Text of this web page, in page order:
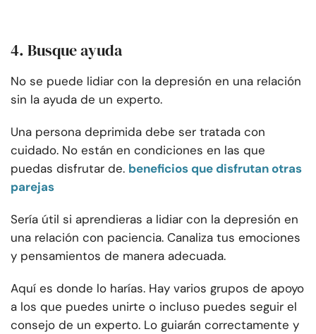
4. Busque ayuda
No se puede lidiar con la depresión en una relación
sin la ayuda de un experto.
Una persona deprimida debe ser tratada con
cuidado. No están en condiciones en las que
puedas disfrutar de. beneficios que disfrutan otras
parejas
Sería útil si aprendieras a lidiar con la depresión en
una relación con paciencia. Canaliza tus emociones
y pensamientos de manera adecuada.
Aquí es donde lo harías. Hay varios grupos de apoyo
a los que puedes unirte o incluso puedes seguir el
consejo de un experto. Lo guiarán correctamente y